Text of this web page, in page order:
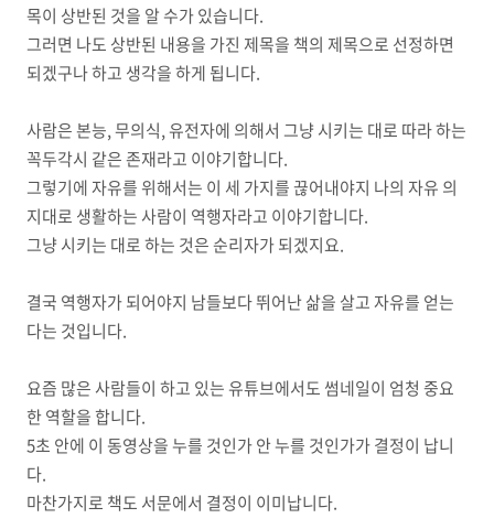
목이 상반된 것을 알 수가 있습니다.
그러면 나도 상반된 내용을 가진 제목을 책의 제목으로 선정하면
되겠구나 하고 생각을 하게 됩니다.
사람은 본능, 무의식, 유전자에 의해서 그냥 시키는 대로 따라 하는
꼭두각시 같은 존재라고 이야기합니다.
그렇기에 자유를 위해서는 이 세 가지를 끊어내야지 나의 자유 의
지대로 생활하는 사람이 역행자라고 이야기합니다.
그냥 시키는 대로 하는 것은 순리자가 되겠지요.
결국 역행자가 되어야지 남들보다 뛰어난 삶을 살고 자유를 얻는
다는 것입니다.
요즘 많은 사람들이 하고 있는 유튜브에서도 썸네일이 엄청 중요
한 역할을 합니다.
5초 안에 이 동영상을 누를 것인가 안 누를 것인가가 결정이 납니
다.
마찬가지로 책도 서문에서 결정이 이미납니다.